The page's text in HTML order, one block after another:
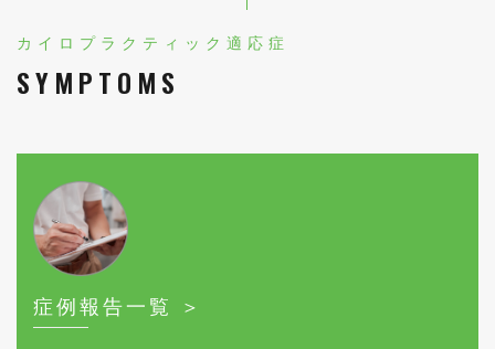
カイロプラクティック適応症
SYMPTOMS
症例報告一覧 ＞